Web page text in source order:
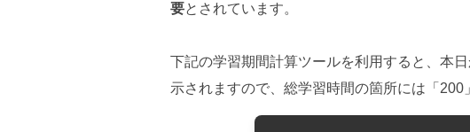
要とされています。
下記の学習期間計算ツールを利用すると、本
示されますので、総学習時間の箇所には「200